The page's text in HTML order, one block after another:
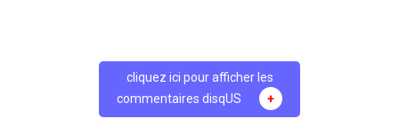
cliquez ici pour afficher les
commentaires disqUS
+